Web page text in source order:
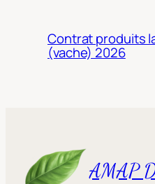
Contrat produits
(vache) 2026
AMAP